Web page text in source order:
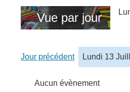
Vue par jour
Jour précédent Lundi 13
Aucun évènement